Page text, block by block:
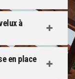
à
en place